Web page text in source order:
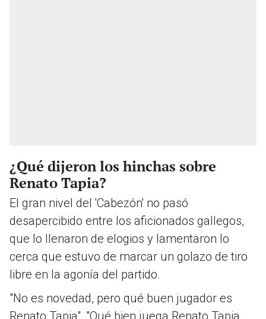
¿Qué dijeron los hinchas sobre
Renato Tapia?
El gran nivel del 'Cabezón' no pasó
desapercibido entre los aficionados gallegos,
que lo llenaron de elogios y lamentaron lo
cerca que estuvo de marcar un golazo de tiro
libre en la agonía del partido.
"No es novedad, pero qué buen jugador es